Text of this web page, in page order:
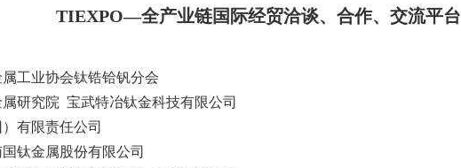
TIEXPO—全产业链国际经贸洽谈、合作、交流平台
工业协会钛锆铪钒分会
研究院 宝武特冶钛金科技有限公司
有限责任公司
钛金属股份有限公司